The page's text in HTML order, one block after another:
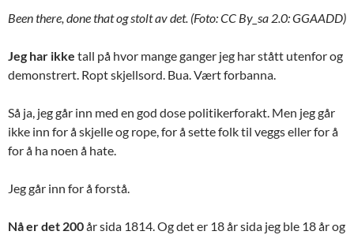
Been there, done that og stolt av det. (Foto: CC By_sa 2.0: GGAADD)
Jeg har ikke tall på hvor mange ganger jeg har stått utenfor og
demonstrert. Ropt skjellsord. Bua. Vært forbanna.
Så ja, jeg går inn med en god dose politikerforakt. Men jeg går
ikke inn for å skjelle og rope, for å sette folk til veggs eller for å
for å ha noen å hate.
Jeg går inn for å forstå.
Nå er det 200år sida 1814. Og det er 18 år sida jeg ble 18 år og